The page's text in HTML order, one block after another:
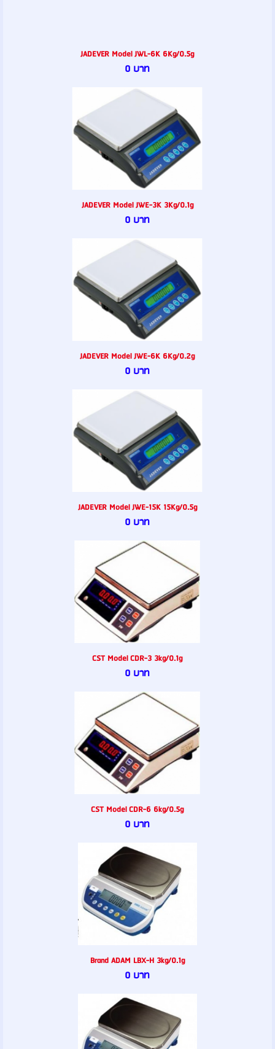
JADEVER Model JWL-6K 6Kg/0.5g
0 บาท
JADEVER Model JWE-3K 3Kg/0.1g
0 บาท
JADEVER Model JWE-6K 6Kg/0.2g
0 บาท
JADEVER Model JWE-15K 15Kg/0.5g
0 บาท
CST Model CDR-3 3kg/0.1g
0 บาท
CST Model CDR-6 6kg/0.5g
0 บาท
Brand ADAM LBX-H 3kg/0.1g
0 บาท